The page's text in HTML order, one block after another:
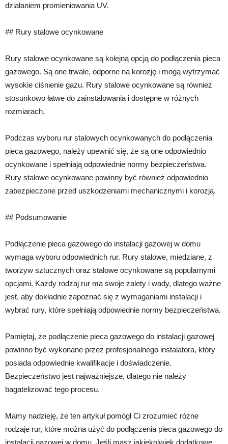
działaniem promieniowania UV.
## Rury stalowe ocynkowane
Rury stalowe ocynkowane są kolejną opcją do podłączenia pieca
gazowego. Są one trwałe, odporne na korozję i mogą wytrzymać
wysokie ciśnienie gazu. Rury stalowe ocynkowane są również
stosunkowo łatwe do zainstalowania i dostępne w różnych
rozmiarach.
Podczas wyboru rur stalowych ocynkowanych do podłączenia
pieca gazowego, należy upewnić się, że są one odpowiednio
ocynkowane i spełniają odpowiednie normy bezpieczeństwa.
Rury stalowe ocynkowane powinny być również odpowiednio
zabezpieczone przed uszkodzeniami mechanicznymi i korozją.
## Podsumowanie
Podłączenie pieca gazowego do instalacji gazowej w domu
wymaga wyboru odpowiednich rur. Rury stalowe, miedziane, z
tworzyw sztucznych oraz stalowe ocynkowane są popularnymi
opcjami. Każdy rodzaj rur ma swoje zalety i wady, dlatego ważne
jest, aby dokładnie zapoznać się z wymaganiami instalacji i
wybrać rury, które spełniają odpowiednie normy bezpieczeństwa.
Pamiętaj, że podłączenie pieca gazowego do instalacji gazowej
powinno być wykonane przez profesjonalnego instalatora, który
posiada odpowiednie kwalifikacje i doświadczenie.
Bezpieczeństwo jest najważniejsze, dlatego nie należy
bagatelizować tego procesu.
Mamy nadzieję, że ten artykuł pomógł Ci zrozumieć różne
rodzaje rur, które można użyć do podłączenia pieca gazowego do
instalacji gazowej w domu. Jeśli masz jakiekolwiek dodatkowe